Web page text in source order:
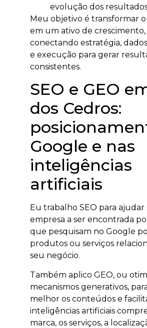
evolução dos
Meu objetivo é transformar
em um ativo de crescimento,
conectando estratégia,
e execução para gerar
consistentes.
SEO e GEO
dos Cedros:
Google e nas
inteligências
artificiais
Eu trabalho SEO para ajudar
empresa a ser encontrada
que pesquisam no Google
produtos ou serviços
seu negócio.
Também aplico GEO, ou
mecanismos generativos,
melhor os conteúdos e
inteligências artificiais
marca, os serviços, a